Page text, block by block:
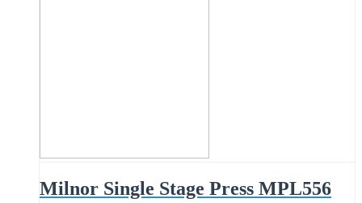
Milnor Single Stage Press MPL556